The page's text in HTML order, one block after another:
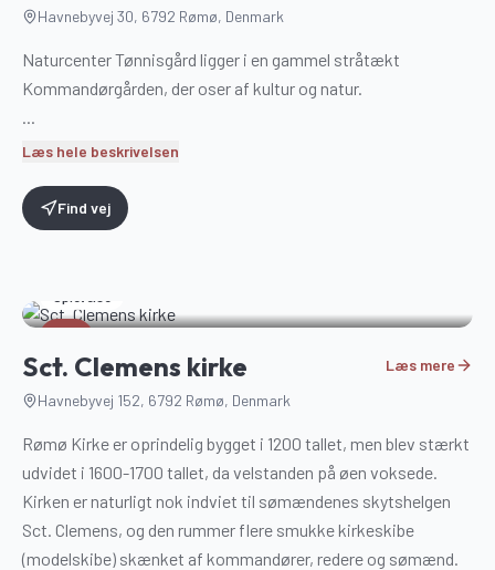
Havnebyvej 30, 6792 Rømø, Denmark
Naturcenter Tønnisgård ligger i en gammel stråtækt
Kommandørgården, der oser af kultur og natur.
...
Læs hele beskrivelsen
Find vej
Sct. Clemens kirke
Læs mere
Havnebyvej 152, 6792 Rømø, Denmark
Rømø Kirke er oprindelig bygget i 1200 tallet, men blev stærkt
udvidet i 1600-1700 tallet, da velstanden på øen voksede.
Kirken er naturligt nok indviet til sømændenes skytshelgen
Sct. Clemens, og den rummer flere smukke kirkeskibe
(modelskibe) skænket af kommandører, redere og sømænd.